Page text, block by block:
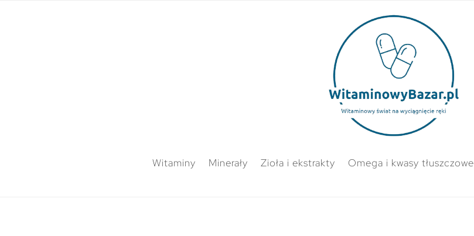
Witaminy Minerały Zioła i ekstrakty Omega i kwasy tłuszczowe